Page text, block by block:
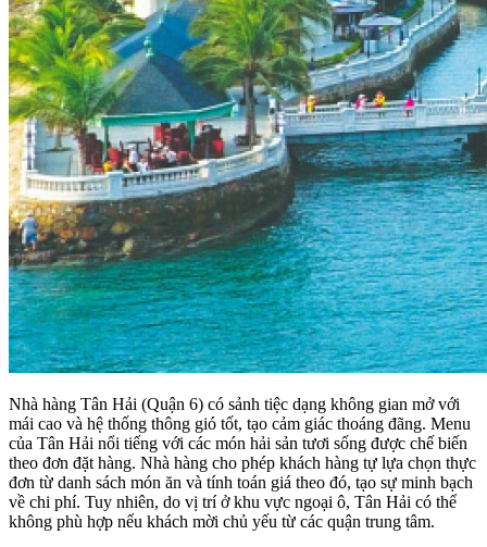
Nhà hàng Tân Hải (Quận 6) có sảnh tiệc dạng không gian mở với
mái cao và hệ thống thông gió tốt, tạo cảm giác thoáng đãng. Menu
của Tân Hải nổi tiếng với các món hải sản tươi sống được chế biến
theo đơn đặt hàng. Nhà hàng cho phép khách hàng tự lựa chọn thực
đơn từ danh sách món ăn và tính toán giá theo đó, tạo sự minh bạch
về chi phí. Tuy nhiên, do vị trí ở khu vực ngoại ô, Tân Hải có thể
không phù hợp nếu khách mời chủ yếu từ các quận trung tâm.